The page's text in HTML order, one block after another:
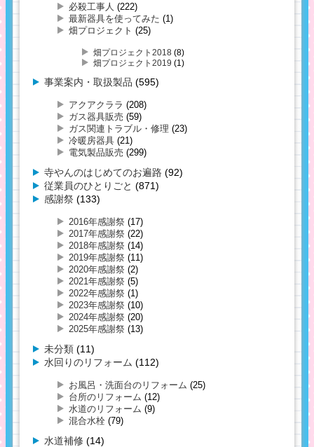
必殺工事人 (222)
最新器具を使ってみた (1)
畑プロジェクト (25)
畑プロジェクト2018 (8)
畑プロジェクト2019 (1)
事業案内・取扱製品 (595)
アクアクララ (208)
ガス器具販売 (59)
ガス関連トラブル・修理 (23)
冷暖房器具 (21)
電気製品販売 (299)
寺やんのはじめてのお遍路 (92)
従業員のひとりごと (871)
感謝祭 (133)
2016年感謝祭 (17)
2017年感謝祭 (22)
2018年感謝祭 (14)
2019年感謝祭 (11)
2020年感謝祭 (2)
2021年感謝祭 (5)
2022年感謝祭 (1)
2023年感謝祭 (10)
2024年感謝祭 (20)
2025年感謝祭 (13)
未分類 (11)
水回りのリフォーム (112)
お風呂・洗面台のリフォーム (25)
台所のリフォーム (12)
水道のリフォーム (9)
混合水栓 (79)
水道補修 (14)